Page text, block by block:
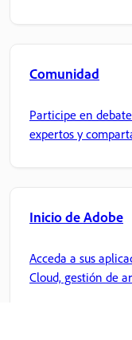
Comunidad
Participe en
expertos y
Inicio de Adobe
Acceda a sus
Cloud, gestión de